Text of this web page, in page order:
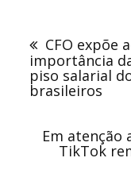
PostCFO expõe
importância
piso salarial
brasileiros
Em atenção
TikTok